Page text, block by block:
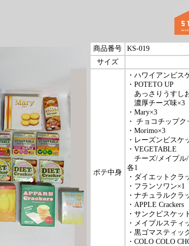
商品番号
KS-019
サイズ
ボテ中身
・ハワイアンビス
・POTETO UP
あっさりうすし
濃厚チーズ味×3
・Mary×3
・ チョコチップク
・Morimo×3
・レーズンビスケ
・VEGETABLE
チーズ/メイプ
各1
・ダイエットクラ
・フランソワン×1
・ナチュラルクラ
・APPLE Crackers
・サンクビスケッ
・メイプルスティ
・黒ゴマスティッ
・COLO COLO